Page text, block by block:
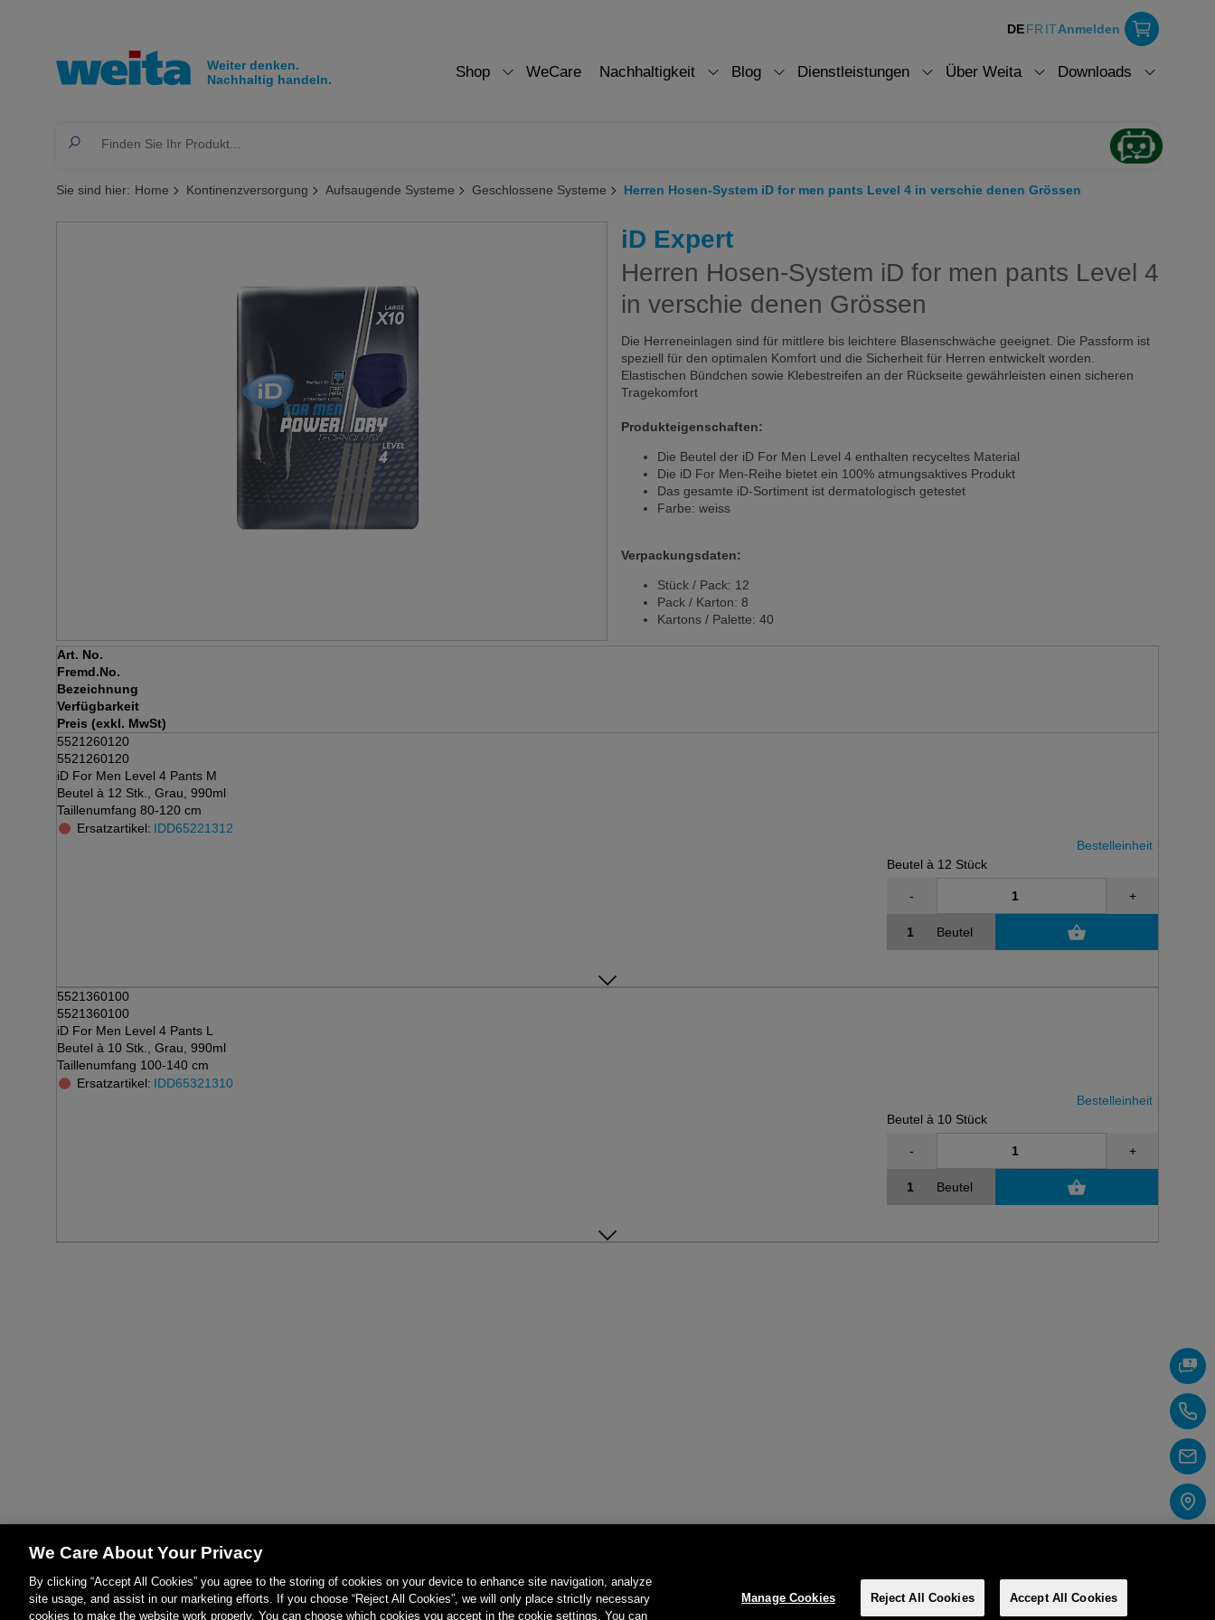
DEFR ITAnmelden
Shop WeCare Nachhaltigkeit Blog Dienstleistungen Über Weita Downloads
Sie sind hier: Home Kontinenzversorgung Aufsaugende Systeme Geschlossene Systeme Herren Hosen-System iD for men pants Level 4 in verschie denen Grössen
iD Expert
Herren Hosen-System iD for men pants Level 4
in verschie denen Grössen
Die Herreneinlagen sind für mittlere bis leichtere Blasenschwäche geeignet. Die Passform ist
speziell für den optimalen Komfort und die Sicherheit für Herren entwickelt worden.
Elastischen Bündchen sowie Klebestreifen an der Rückseite gewährleisten einen sicheren
Tragekomfort
Produkteigenschaften:
Die Beutel der iD For Men Level 4 enthalten recyceltes Material
Die iD For Men-Reihe bietet ein 100% atmungsaktives Produkt
Das gesamte iD-Sortiment ist dermatologisch getestet
Farbe: weiss
Verpackungsdaten:
Stück / Pack: 12
Pack / Karton: 8
Kartons / Palette: 40
Art. No.
Fremd.No.
Bezeichnung
Verfügbarkeit
Preis (exkl. MwSt)
5521260120
5521260120
iD For Men Level 4 Pants M
Beutel à 12 Stk., Grau, 990ml
Taillenumfang 80-120 cm
Ersatzartikel: IDD65221312
Bestelleinheit
Beutel à 12 Stück
- +
Beutel
5521360100
5521360100
iD For Men Level 4 Pants L
Beutel à 10 Stk., Grau, 990ml
Taillenumfang 100-140 cm
Ersatzartikel: IDD65321310
Bestelleinheit
Beutel à 10 Stück
- +
Beutel
We Care About Your Privacy
By clicking “Accept All Cookies” you agree to the storing of cookies on your device to enhance site navigation, analyze
site usage, and assist in our marketing efforts. If you choose “Reject All Cookies”, we will only place strictly necessary
cookies to make the website work properly. You can choose which cookies you accept in the cookie settings. You can
Manage Cookies Reject All Cookies Accept All Cookies